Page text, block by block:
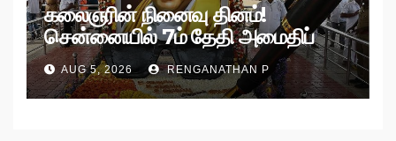
கலைஞரின் நினைவு தினம்!
சென்னையில் 7ம் தேதி அமைதிப்
பேரணி!
AUG 5, 2026 RENGANATHAN P